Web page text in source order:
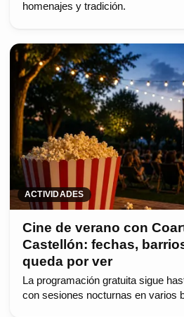
homenajes y tradición.
ACTIVIDADES
Cine de verano con
Castellón: fechas,
queda por ver
La programación gratuita sigue
con sesiones nocturnas en varios